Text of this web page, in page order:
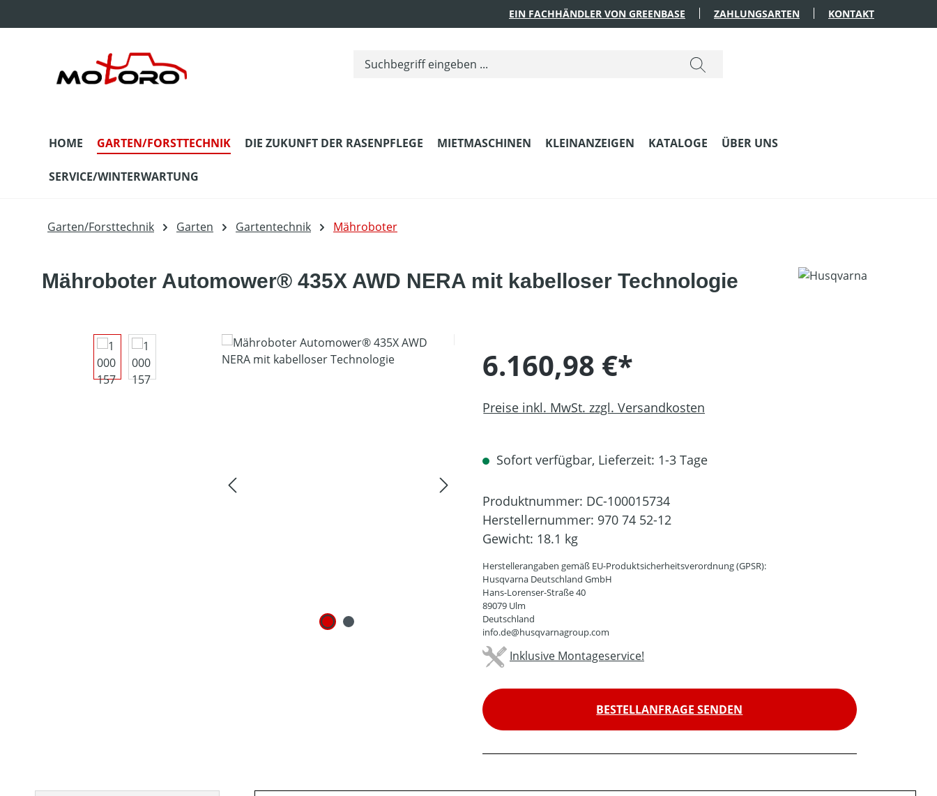
EIN FACHHÄNDLER VON GREENBASE ZAHLUNGSARTEN KONTAKT
HOME GARTEN/FORSTTECHNIK DIE ZUKUNFT DER RASENPFLEGE MIETMASCHINEN KLEINANZEIGEN KATALOGE ÜBER UNS
SERVICE/WINTERWARTUNG
Garten/Forsttechnik Garten Gartentechnik Mähroboter
Mähroboter Automower® 435X AWD NERA mit kabelloser Technologie
Bildergalerie überspringen
6.160,98 €*
Preise inkl. MwSt. zzgl. Versandkosten
Sofort verfügbar, Lieferzeit: 1-3 Tage
Produktnummer: DC-100015734
Herstellernummer: 970 74 52-12
Gewicht: 18.1 kg
Herstellerangaben gemäß EU-Produktsicherheitsverordnung (GPSR):
Husqvarna Deutschland GmbH
Hans-Lorenser-Straße 40
89079 Ulm
Deutschland
info.de@husqvarnagroup.com
Inklusive Montageservice!
BESTELLANFRAGE SENDEN